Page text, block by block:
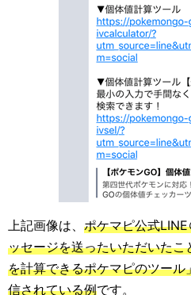
上記画像は、 ポケマピ公式
ッセージを送ったいただいた
を計算できるポケマピのツー
信されている例です。